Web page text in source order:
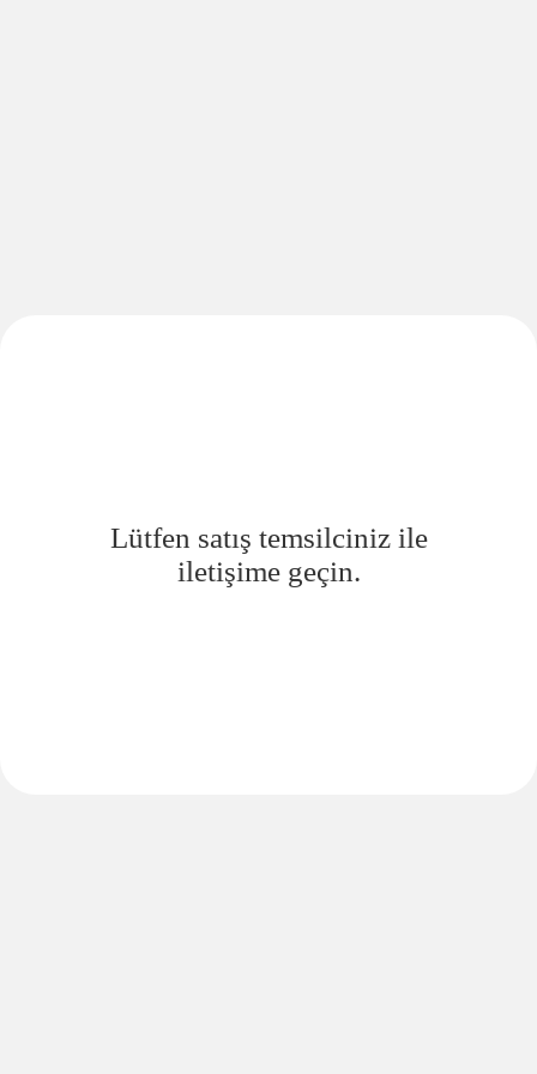
Lütfen satış temsilciniz ile
iletişime geçin.